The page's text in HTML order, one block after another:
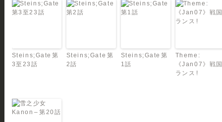
Steins;Gate 第
3至23話
Steins;Gate 第
2話
Steins;Gate 第
1話
Theme:
《Jan07》戦
ランス !